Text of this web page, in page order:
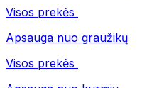
Visos prekės
Apsauga nuo graužikų
Visos prekės